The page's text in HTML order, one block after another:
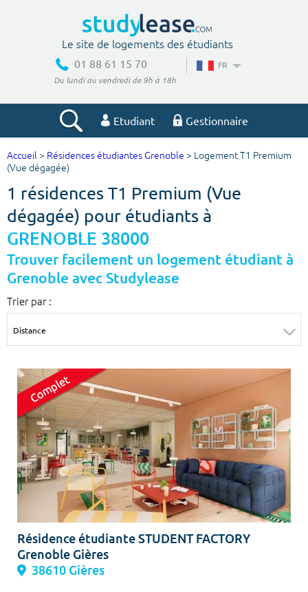
Le site de logements des étudiants
01 88 61 15 70
Du lundi au vendredi de 9h à 18h
FR
Etudiant Gestionnaire
Votre recherche
Ville, école
Budget min
€
Budget max
m² m²
Type de location
Colocation
Votre date d'entrée
Chercher
Accueil > Résidences étudiantes Grenoble > Logement T1 Premium
(Vue dégagée)
1 résidences T1 Premium (Vue
dégagée) pour étudiants à
GRENOBLE 38000
Trouver facilement un logement étudiant à
Grenoble avec Studylease
Trier par :
Résidence étudiante STUDENT FACTORY
Grenoble Gières
38610 Gières